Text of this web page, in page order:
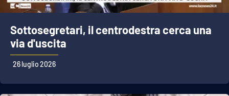
Sottosegretari, il centrodestra cerca una
via d'uscita
26 luglio 2026